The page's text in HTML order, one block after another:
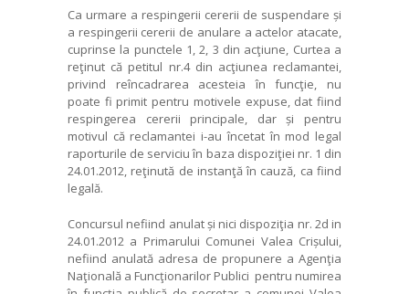
Ca urmare a respingerii cererii de suspendare și
a respingerii cererii de anulare a actelor atacate,
cuprinse la punctele 1, 2, 3 din acţiune, Curtea a
reţinut că petitul nr.4 din acţiunea reclamantei,
privind reîncadrarea acesteia în funcţie, nu
poate fi primit pentru motivele expuse, dat fiind
respingerea cererii principale, dar și pentru
motivul că reclamantei i-au încetat în mod legal
raporturile de serviciu în baza dispoziţiei nr. 1 din
24.01.2012, reţinută de instanţă în cauză, ca fiind
legală.
Concursul nefiind anulat și nici dispoziţia nr. 2d in
24.01.2012 a Primarului Comunei Valea Crișului,
nefiind anulată adresa de propunere a Agenţia
Naţională a Funcţionarilor Publici pentru numirea